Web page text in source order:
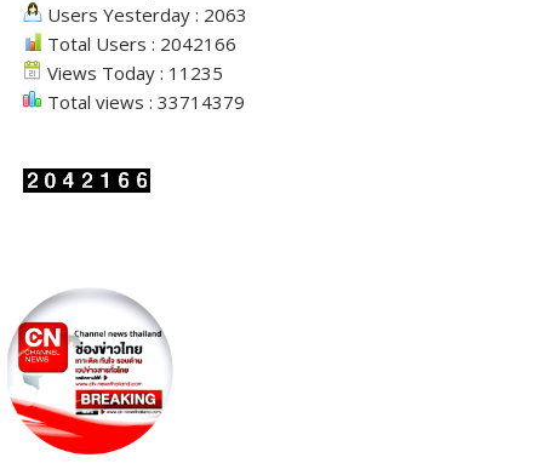
Users Yesterday : 2063
Total Users : 2042166
Views Today : 11235
Total views : 33714379